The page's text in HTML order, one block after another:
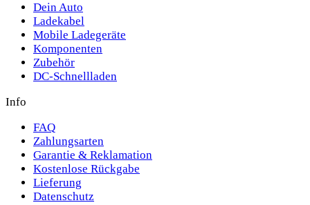
Dein Auto
Ladekabel
Mobile Ladegeräte
Komponenten
Zubehör
DC-Schnellladen
Info
FAQ
Zahlungsarten
Garantie & Reklamation
Kostenlose Rückgabe
Lieferung
Datenschutz